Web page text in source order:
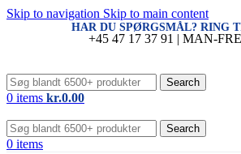
Skip to navigation Skip to main content
HAR DU SPØRGSMÅL? RING
+45 47 17 37 91 | MAN-
Search
0 items kr.0.00
Search
0 items